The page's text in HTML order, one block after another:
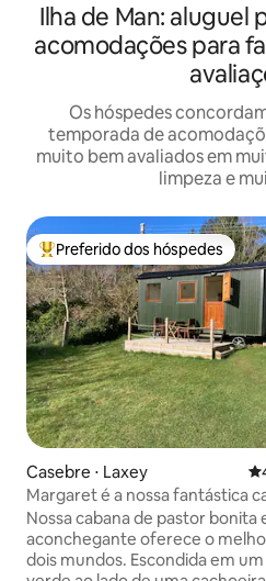
Ilha de Man: aluguel
acomodações para
Os hóspedes
temporada de
muito bem avaliados em
limpeza e
Entre os melhores preferidos
Preferido dos hóspedes
Casebre ⋅ Laxey
Margaret é a nossa fantástica
pastor
Nossa cabana de pastor bonita
aconchegante oferece o
dois mundos. Escondida em um